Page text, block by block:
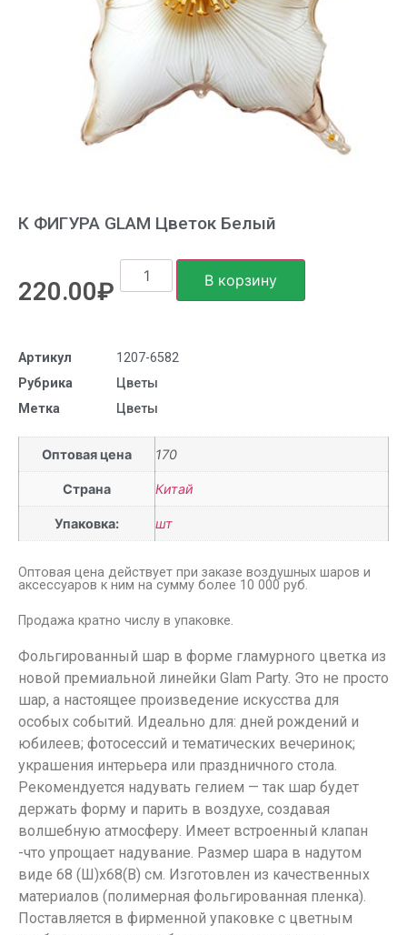
К ФИГУРА GLAM Цветок Белый
220.00₽ В корзину
Артикул
1207-6582
Рубрика
Цветы
Метка
Цветы
Оптовая цена 170
Страна Китай
Упаковка: шт
Оптовая цена действует при заказе воздушных шаров и
аксессуаров к ним на сумму более 10 000 руб.
Продажа кратно числу в упаковке.
Фольгированный шар в форме гламурного цветка из
новой премиальной линейки Glam Party. Это не просто
шар, а настоящее произведение искусства для
особых событий. Идеально для: дней рождений и
юбилеев; фотосессий и тематических вечеринок;
украшения интерьера или праздничного стола.
Рекомендуется надувать гелием — так шар будет
держать форму и парить в воздухе, создавая
волшебную атмосферу. Имеет встроенный клапан
-что упрощает надувание. Размер шара в надутом
виде 68 (Ш)х68(В) см. Изготовлен из качественных
материалов (полимерная фольгированная пленка).
Поставляется в фирменной упаковке с цветным